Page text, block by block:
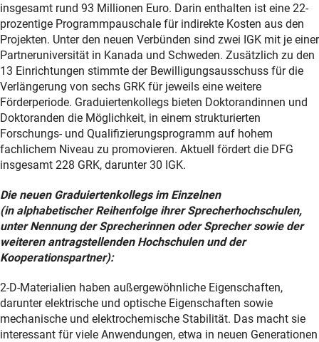
insgesamt rund 93 Millionen Euro. Darin enthalten ist eine 22-
prozentige Programmpauschale für indirekte Kosten aus den
Projekten. Unter den neuen Verbünden sind zwei IGK mit je einer
Partneruniversität in Kanada und Schweden. Zusätzlich zu den
13 Einrichtungen stimmte der Bewilligungsausschuss für die
Verlängerung von sechs GRK für jeweils eine weitere
Förderperiode. Graduiertenkollegs bieten Doktorandinnen und
Doktoranden die Möglichkeit, in einem strukturierten
Forschungs- und Qualifizierungsprogramm auf hohem
fachlichem Niveau zu promovieren. Aktuell fördert die DFG
insgesamt 228 GRK, darunter 30 IGK.
Die neuen Graduiertenkollegs im Einzelnen
(in alphabetischer Reihenfolge ihrer Sprecherhochschulen,
unter Nennung der Sprecherinnen oder Sprecher sowie der
weiteren antragstellenden Hochschulen und der
Kooperationspartner):
2-D-Materialien haben außergewöhnliche Eigenschaften,
darunter elektrische und optische Eigenschaften sowie
mechanische und elektrochemische Stabilität. Das macht sie
interessant für viele Anwendungen, etwa in neuen Generationen